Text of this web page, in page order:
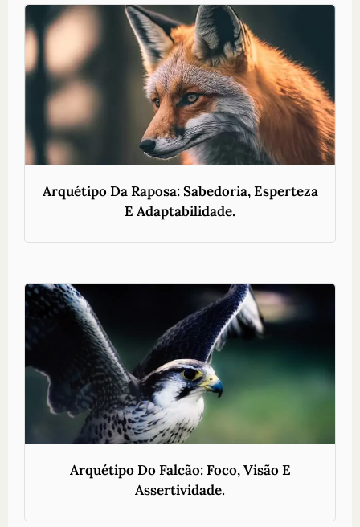
Arquétipo Da Raposa: Sabedoria, Esperteza
E Adaptabilidade.
Arquétipo Do Falcão: Foco, Visão E
Assertividade.